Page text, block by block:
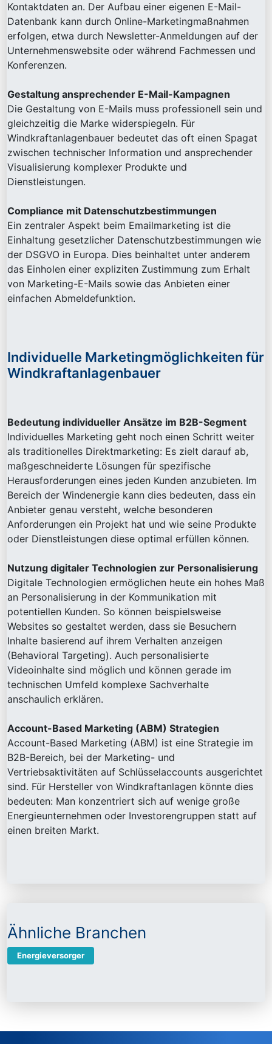
Kontaktdaten an. Der Aufbau einer eigenen E-Mail-
Datenbank kann durch Online-Marketingmaßnahmen
erfolgen, etwa durch Newsletter-Anmeldungen auf der
Unternehmenswebsite oder während Fachmessen und
Konferenzen.
Gestaltung ansprechender E-Mail-Kampagnen
Die Gestaltung von E-Mails muss professionell sein und
gleichzeitig die Marke widerspiegeln. Für
Windkraftanlagenbauer bedeutet das oft einen Spagat
zwischen technischer Information und ansprechender
Visualisierung komplexer Produkte und
Dienstleistungen.
Compliance mit Datenschutzbestimmungen
Ein zentraler Aspekt beim Emailmarketing ist die
Einhaltung gesetzlicher Datenschutzbestimmungen wie
der DSGVO in Europa. Dies beinhaltet unter anderem
das Einholen einer expliziten Zustimmung zum Erhalt
von Marketing-E-Mails sowie das Anbieten einer
einfachen Abmeldefunktion.
Individuelle Marketingmöglichkeiten für
Windkraftanlagenbauer
Bedeutung individueller Ansätze im B2B-Segment
Individuelles Marketing geht noch einen Schritt weiter
als traditionelles Direktmarketing: Es zielt darauf ab,
maßgeschneiderte Lösungen für spezifische
Herausforderungen eines jeden Kunden anzubieten. Im
Bereich der Windenergie kann dies bedeuten, dass ein
Anbieter genau versteht, welche besonderen
Anforderungen ein Projekt hat und wie seine Produkte
oder Dienstleistungen diese optimal erfüllen können.
Nutzung digitaler Technologien zur Personalisierung
Digitale Technologien ermöglichen heute ein hohes Maß
an Personalisierung in der Kommunikation mit
potentiellen Kunden. So können beispielsweise
Websites so gestaltet werden, dass sie Besuchern
Inhalte basierend auf ihrem Verhalten anzeigen
(Behavioral Targeting). Auch personalisierte
Videoinhalte sind möglich und können gerade im
technischen Umfeld komplexe Sachverhalte
anschaulich erklären.
Account-Based Marketing (ABM) Strategien
Account-Based Marketing (ABM) ist eine Strategie im
B2B-Bereich, bei der Marketing- und
Vertriebsaktivitäten auf Schlüsselaccounts ausgerichtet
sind. Für Hersteller von Windkraftanlagen könnte dies
bedeuten: Man konzentriert sich auf wenige große
Energieunternehmen oder Investorengruppen statt auf
einen breiten Markt.
Ähnliche Branchen
Energieversorger